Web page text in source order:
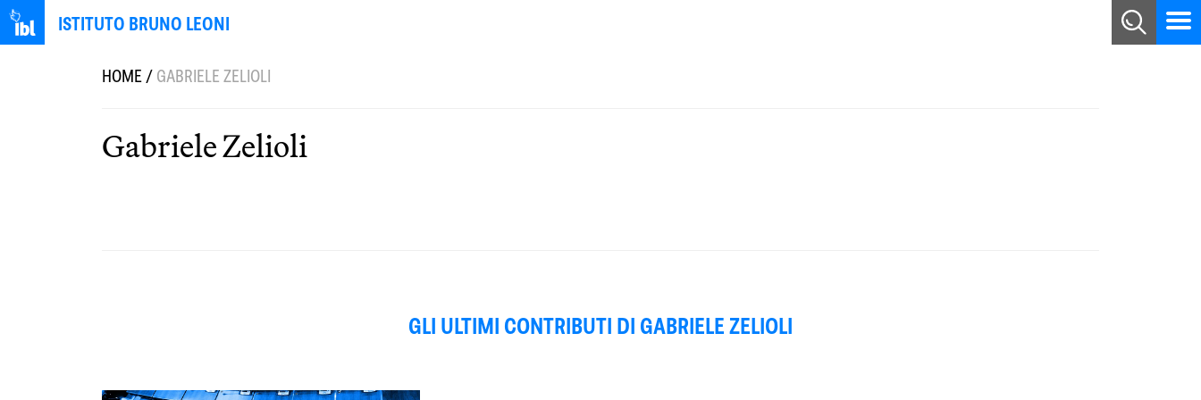
ISTITUTO BRUNO LEONI
HOME/GABRIELE ZELIOLI
Gabriele Zelioli
GLI ULTIMI CONTRIBUTI DI GABRIELE ZELIOLI